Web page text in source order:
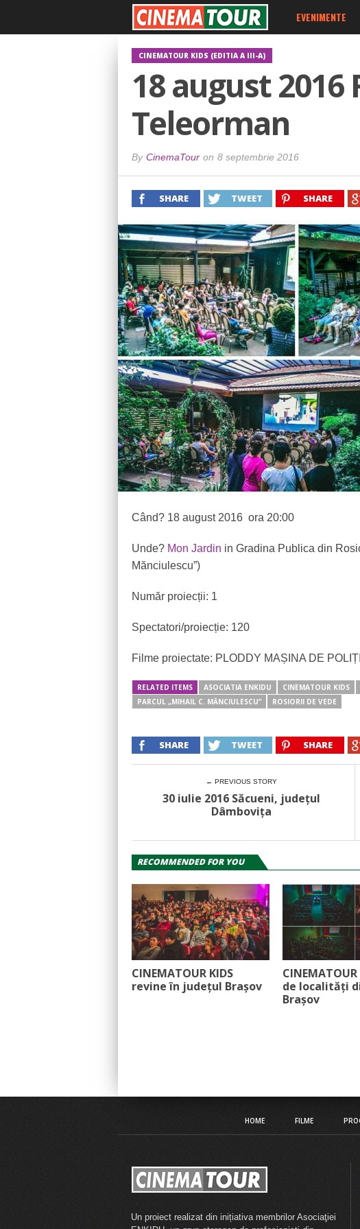
EVENIMENTE
CINEMATOUR KIDS (EDITIA A III-A)
18 august
Teleorman
By CinemaTour on 8 septembrie 2016
SHARE TWEET SHARE
Când? 18 august 2016 ora 20:00
Unde? Mon Jardin in Gradina Publica din
Mănciulescu”)
Număr proiecții: 1
Spectatori/proiecție: 120
Filme proiectate: PLODDY MAȘINA DE
RELATED ITEMS ASOCIATIA ENKIDU CINEMATOUR KIDS
PARCUL „MIHAIL C. MĂNCIULESCU”
ROSIORII DE VEDE
SHARE TWEET SHARE
← PREVIOUS STORY
30 iulie 2016 Săcueni, județul
Dâmbovița
RECOMMENDED FOR YOU
CINEMATOUR KIDS
revine în județul Brașov
de localități
Brașov
HOME FILME
Un proiect realizat din inițiativa membrilor Asociaţiei